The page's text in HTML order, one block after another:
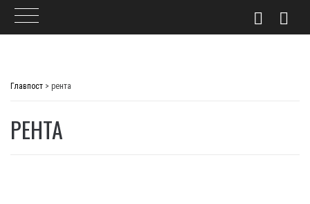
Главпост > рента
РЕНТА